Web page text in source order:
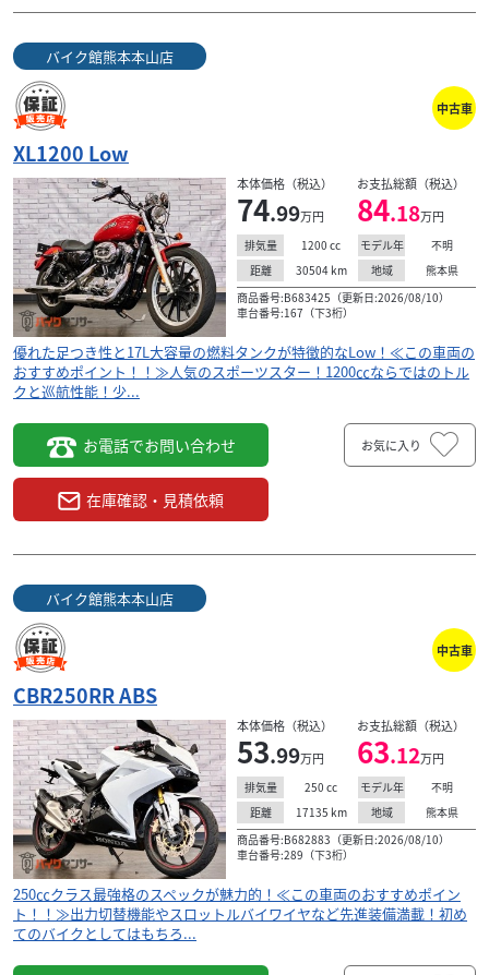
バイク館熊本本山店
中古車
XL1200 Low
本体価格（税込）
74.99万円
お支払総額（税込）
84.18万円
排気量 1200 cc モデル年
不明
距離
30504 km 地域
熊本県
商品番号:B683425（更新日:2026/08/10）
車台番号:167（下3桁）
優れた足つき性と17L大容量の燃料タンクが特徴的なLow！≪この車両の
おすすめポイント！！≫人気のスポーツスター！1200㏄ならではのトル
クと巡航性能！少...
お電話でお問い合わせ
在庫確認・見積依頼
お気に入り
バイク館熊本本山店
中古車
CBR250RR ABS
本体価格（税込）
53.99万円
お支払総額（税込）
63.12万円
排気量 250 cc モデル年
不明
距離
17135 km 地域
熊本県
商品番号:B682883（更新日:2026/08/10）
車台番号:289（下3桁）
250㏄クラス最強格のスペックが魅力的！≪この車両のおすすめポイン
ト！！≫出力切替機能やスロットルバイワイヤなど先進装備満載！初め
てのバイクとしてはもちろ...